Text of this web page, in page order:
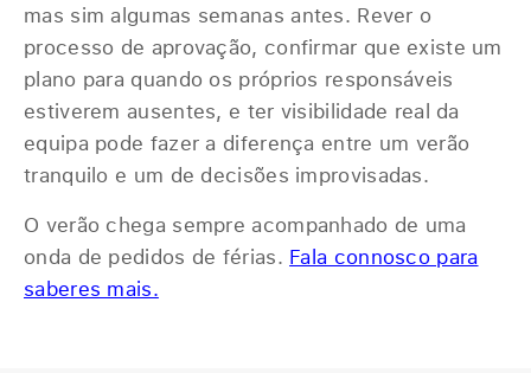
mas sim algumas semanas antes. Rever o
processo de aprovação, confirmar que existe um
plano para quando os próprios responsáveis
estiverem ausentes, e ter visibilidade real da
equipa pode fazer a diferença entre um verão
tranquilo e um de decisões improvisadas.
O verão chega sempre acompanhado de uma
onda de pedidos de férias. Fala connosco para
saberes mais.